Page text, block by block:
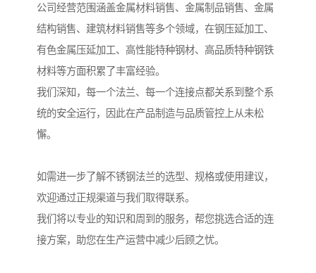
公司经营范围涵盖金属材料销售、金属制品销售、金属
结构销售、建筑材料销售等多个领域，在钢压延加工、
有色金属压延加工、高性能特种钢材、高品质特种钢铁
材料等方面积累了丰富经验。
我们深知，每一个法兰、每一个连接点都关系到整个系
统的安全运行，因此在产品制造与品质管控上从未松
懈。
如需进一步了解不锈钢法兰的选型、规格或使用建议，
欢迎通过正规渠道与我们取得联系。
我们将以专业的知识和周到的服务，帮您挑选合适的连
接方案，助您在生产运营中减少后顾之忧。